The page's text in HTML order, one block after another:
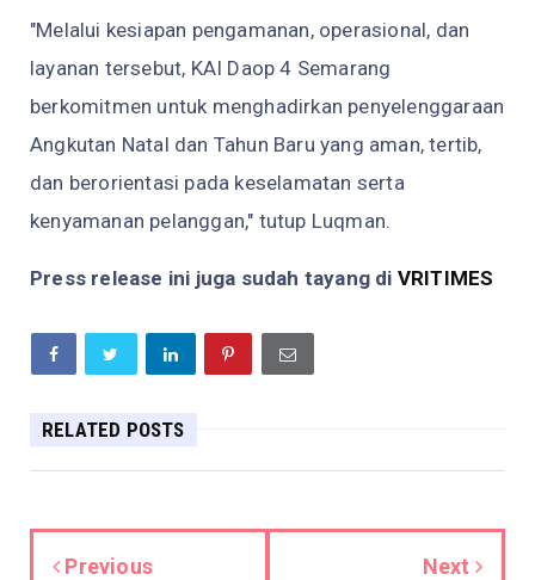
"Melalui kesiapan pengamanan, operasional, dan
layanan tersebut, KAI Daop 4 Semarang
berkomitmen untuk menghadirkan penyelenggaraan
Angkutan Natal dan Tahun Baru yang aman, tertib,
dan berorientasi pada keselamatan serta
kenyamanan pelanggan," tutup Luqman.
Press release ini juga sudah tayang di VRITIMES
RELATED POSTS
Previous Next